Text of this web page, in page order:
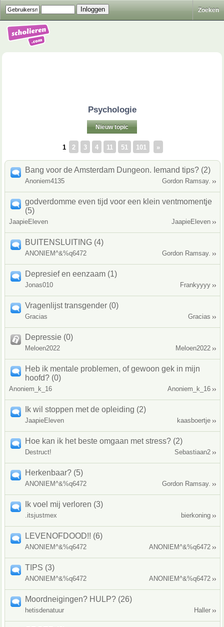
Zoeken
Psychologie
Nieuw topic
1 2 3 4 11 51 101 »
Bang voor de Amsterdam Dungeon. Iemand tips? (2)
Anoniem4135 Gordon Ramsay.
godverdomme even tijd voor een klein ventmomentje
(5)
JaapieEleven JaapieEleven
BUITENSLUITING (4)
ANONIEM^&%q6472 Gordon Ramsay.
Depresief en eenzaam (1)
Jonas010 Frankyyyy
Vragenlijst transgender (0)
Gracias Gracias
Depressie (0)
Meloen2022 Meloen2022
Heb ik mentale problemen, of gewoon gek in mijn
hoofd? (0)
Anoniem_k_16 Anoniem_k_16
Ik wil stoppen met de opleiding (2)
JaapieEleven kaasboertje
Hoe kan ik het beste omgaan met stress? (2)
Destruct! Sebastiaan2
Herkenbaar? (5)
ANONIEM^&%q6472 Gordon Ramsay.
Ik voel mij verloren (3)
.itsjustmex bierkoning
LEVENOFDOOD!! (6)
ANONIEM^&%q6472 ANONIEM^&%q6472
TIPS (3)
ANONIEM^&%q6472 ANONIEM^&%q6472
Moordneigingen? HULP? (26)
hetisdenatuur Haller